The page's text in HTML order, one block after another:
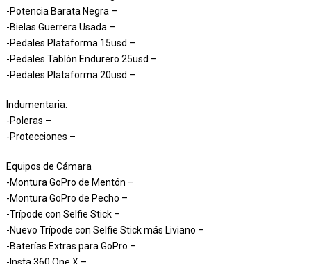
-Potencia Barata Negra –
-Bielas Guerrera Usada –
-Pedales Plataforma 15usd –
-Pedales Tablón Endurero 25usd –
-Pedales Plataforma 20usd –
Indumentaria:
-Poleras –
-Protecciones –
Equipos de Cámara
-Montura GoPro de Mentón –
-Montura GoPro de Pecho –
-Trípode con Selfie Stick –
-Nuevo Trípode con Selfie Stick más Liviano –
-Baterías Extras para GoPro –